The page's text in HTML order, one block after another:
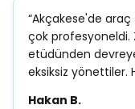
“Akçakese'de
çok profesyoneldi.
etüdünden
eksiksiz yönettiler.
Hakan B.